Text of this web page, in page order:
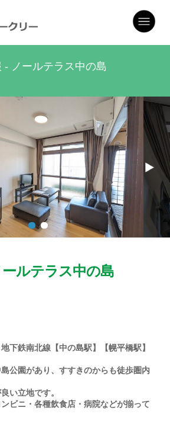
- ノールテラス中の島
ールテラス中の島
下鉄南北線【中の島駅】【幌平橋駅】
公園があり、すすきのからも徒歩圏内
い立地です。
ビニ・各種飲食店・病院などが揃って